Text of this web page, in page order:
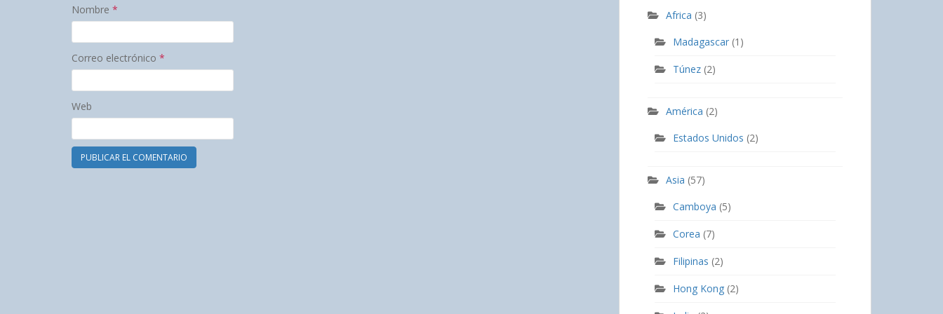
Nombre *
Correo electrónico *
Web
Africa (3)
Madagascar (1)
Túnez (2)
América (2)
Estados Unidos (2)
Asia (57)
Camboya (5)
Corea (7)
Filipinas (2)
Hong Kong (2)